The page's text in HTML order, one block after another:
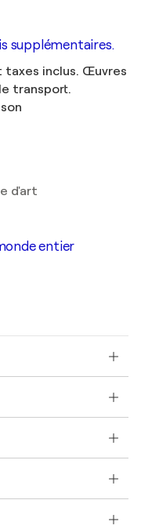
supplémentaires.
taxes inclus. Œuvres
transport.
d'art
entier